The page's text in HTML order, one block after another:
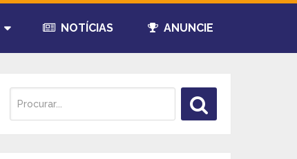
NOTÍCIAS ANUNCIE